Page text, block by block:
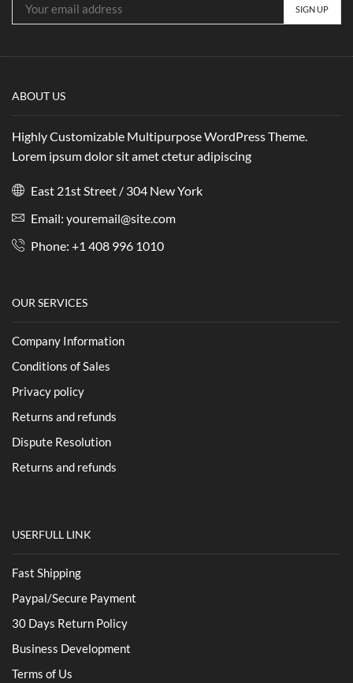
ABOUT US
Highly Customizable Multipurpose WordPress Theme.
Lorem ipsum dolor sit amet ctetur adipiscing
East 21st Street / 304 New York
Email: youremail@site.com
Phone: +1 408 996 1010
OUR SERVICES
Company Information
Conditions of Sales
Privacy policy
Returns and refunds
Dispute Resolution
Returns and refunds
USERFULL LINK
Fast Shipping
Paypal/Secure Payment
30 Days Return Policy
Business Development
Terms of Us